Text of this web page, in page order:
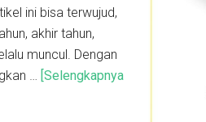
ini bisa terwujud,
akhir tahun,
muncul. Dengan
… [Selengkapnya